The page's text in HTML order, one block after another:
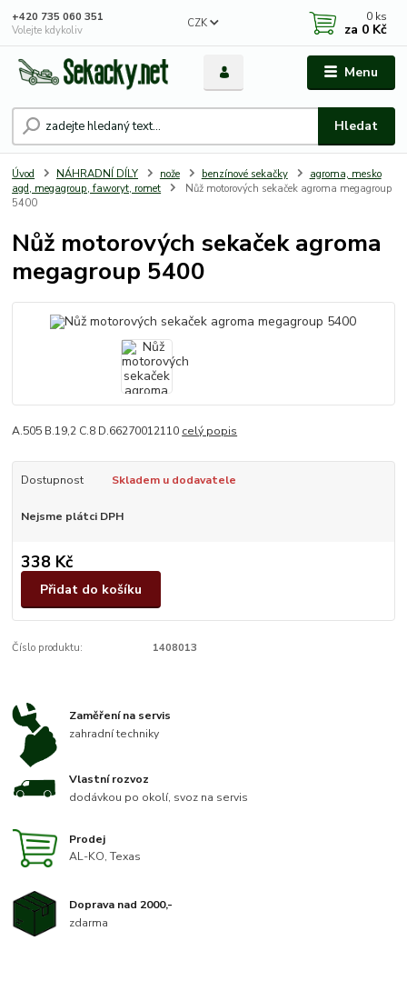
Menu
CZK
Hledat
+420 735 060 351
Volejte kdykoliv
0 ks
za 0 Kč
Úvod NÁHRADNÍ DÍLY nože benzínové sekačky
agroma, mesko
agd, megagroup, faworyt, romet
Nůž motorových sekaček agroma megagroup
5400
Nůž motorových sekaček agroma
megagroup 5400
A.505 B.19,2 C.8 D.66270012110 celý popis
Dostupnost Skladem u dodavatele
Nejsme plátci DPH
338 Kč
Přidat do košíku
Číslo produktu: 1408013
Zaměření na servis
zahradní techniky
Vlastní rozvoz
dodávkou po okolí, svoz na servis
Prodej
AL-KO, Texas
Doprava nad 2000,-
zdarma